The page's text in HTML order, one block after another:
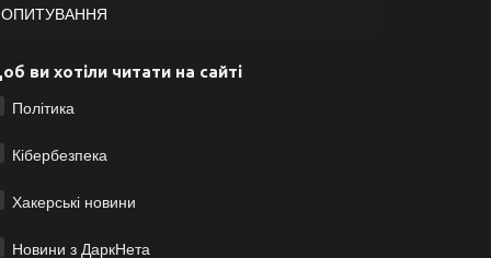
ОПИТУВАННЯ
ви хотіли читати на сайті
Політика
Кібербезпека
Хакерські новини
Новини з ДаркНета